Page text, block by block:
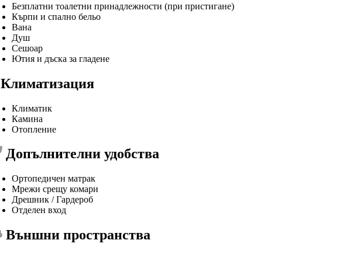
Безплатни тоалетни принадлежности (при пристигане)
Кърпи и спално бельо
Вана
Душ
Сешоар
Ютия и дъска за гладене
Климатизация
Климатик
Камина
Отопление
Допълнителни удобства
Ортопедичен матрак
Мрежи срещу комари
Дрешник / Гардероб
Отделен вход
Външни пространства